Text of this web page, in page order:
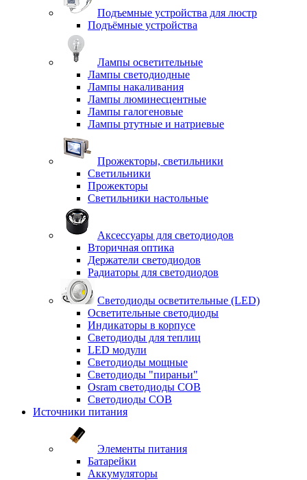
Подъемные устройства для люстр
Подъёмные устройства
Лампы осветительные
Лампы светодиодные
Лампы накаливания
Лампы люминесцентные
Лампы галогеновые
Лампы ртутные и натриевые
Прожекторы, светильники
Светильники
Прожекторы
Светильники настольные
Аксессуары для светодиодов
Вторичная оптика
Держатели светодиодов
Радиаторы для светодиодов
Светодиоды осветительные (LED)
Осветительные светодиоды
Индикаторы в корпусе
Светодиоды для теплиц
LED модули
Светодиоды мощные
Светодиоды "пираньи"
Osram светодиоды COB
Светодиоды COB
Источники питания
Элементы питания
Батарейки
Аккумуляторы